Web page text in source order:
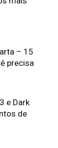
– 15
precisa
e Dark
de